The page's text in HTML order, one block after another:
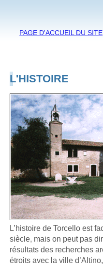
PAGE D'ACCUEIL DU SITE
L'HISTOIRE
L’histoire de Torcello est
siècle, mais on peut pas
résultats des recherches
étroits avec la ville